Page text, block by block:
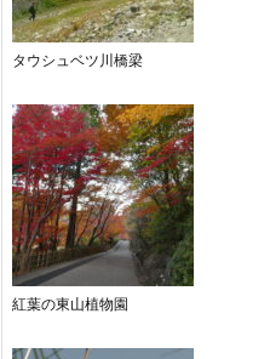
タウシュベツ川橋梁
紅葉の東山植物園